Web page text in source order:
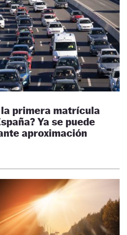
la primera matrícula
Ya se puede
aproximación